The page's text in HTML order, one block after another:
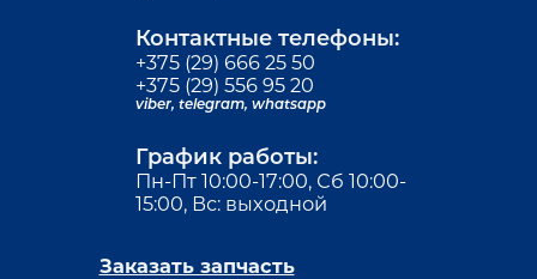
Контактные телефоны:
+375 (29) 666 25 50
+375 (29) 556 95 20
viber, telegram, whatsapp
График работы:
Пн-Пт 10:00-17:00, Сб 10:00-
15:00, Вс: выходной
Заказать запчасть